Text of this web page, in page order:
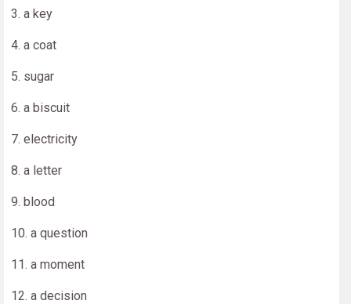
3. a key
4. a coat
5. sugar
6. a biscuit
7. electricity
8. a letter
9. blood
10. a question
11. a moment
12. a decision